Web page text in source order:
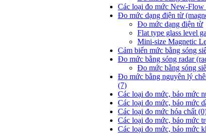
Các loại đo mức New-Flow
Đo mức dạng điện từ
Đo mức dạng điện từ
Flat type glass level
Mini-size Magnetic
Cảm biến mức bằng sóng
Đo mức bằng sóng radar
Đo mức bằng sóng
Đo mức bằng nguyên lý
(7)
Các loại đo mức, báo mức
Các loại đo mức, báo mức
Các loại đo mức hóa chất
Các loại đo mức, báo mức
Các loại đo mức, báo mức